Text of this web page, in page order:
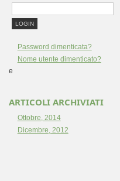
Password dimenticata?
Nome utente dimenticato?
e
ARTICOLI ARCHIVIATI
Ottobre, 2014
Dicembre, 2012